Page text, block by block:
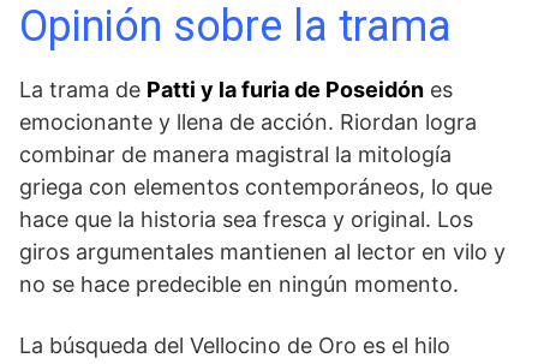
Opinión sobre la trama
La trama ⁤de Patti y la furia de Poseidón es
emocionante⁤ y ⁢llena de acción. ⁤Riordan ‌logra
combinar de manera magistral la mitología
griega con elementos contemporáneos, lo que
hace que la⁣ historia sea fresca y original. Los
giros argumentales​ mantienen al lector en vilo y
no se⁣ hace predecible en ningún momento.
La ⁢búsqueda del⁤ Vellocino de Oro es el hilo